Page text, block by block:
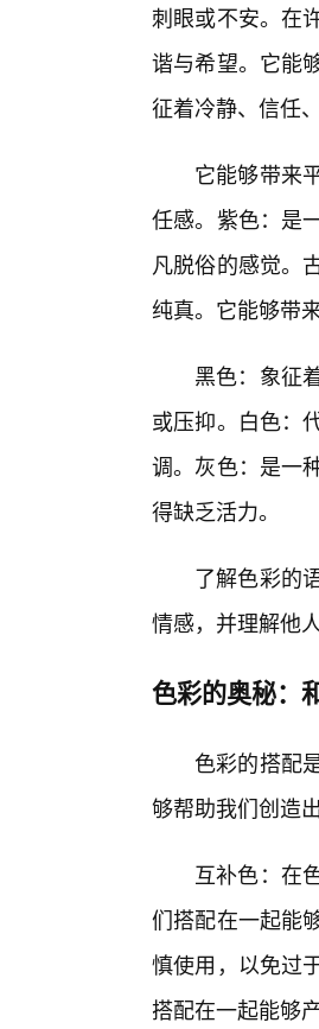
刺眼或不安。在
谐与希望。它能
征着冷静、信任
它能够带来
任感。紫色：是
凡脱俗的感觉。
纯真。它能够带
黑色：象征
或压抑。白色：
调。灰色：是一
得缺乏活力。
了解色彩的
情感，并理解他
色彩的奥秘：
色彩的搭配
够帮助我们创造
互补色：在
们搭配在一起能
慎使用，以免过
搭配在一起能够